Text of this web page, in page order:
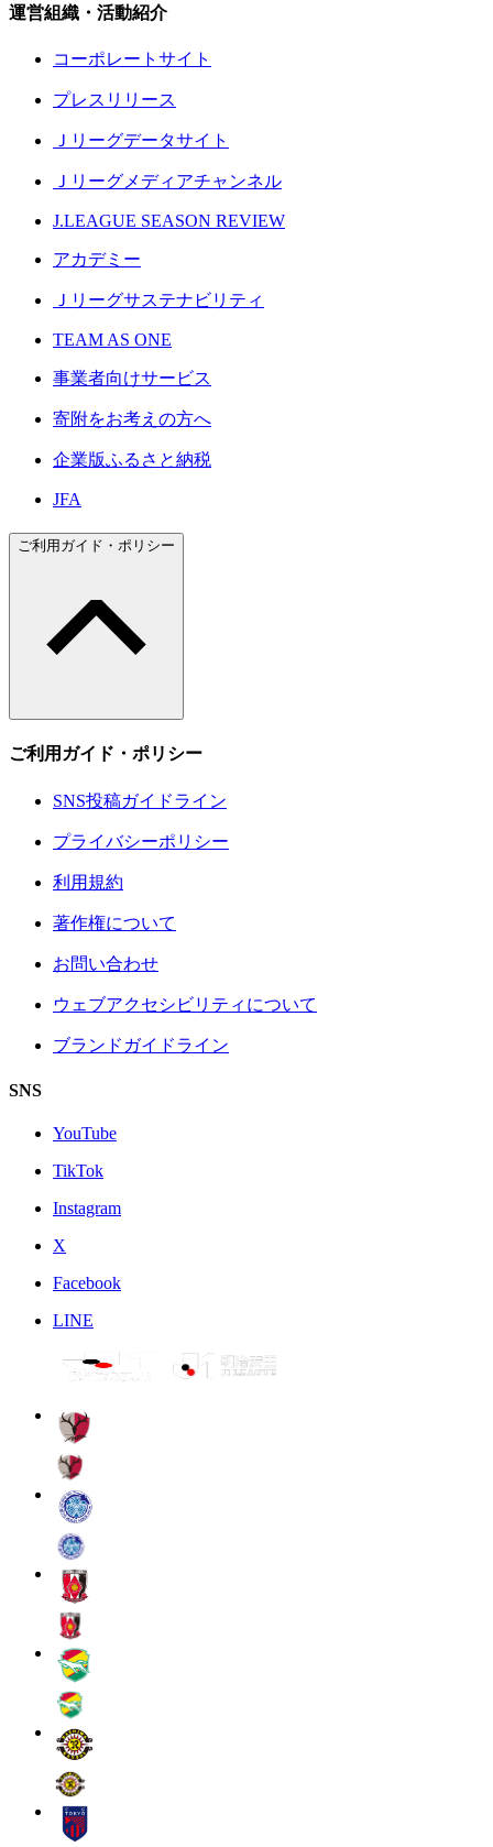
運営組織・活動紹介
コーポレートサイト
プレスリリース
Ｊリーグデータサイト
Ｊリーグメディアチャンネル
J.LEAGUE SEASON REVIEW
アカデミー
Ｊリーグサステナビリティ
TEAM AS ONE
事業者向けサービス
寄附をお考えの方へ
企業版ふるさと納税
JFA
ご利用ガイド・ポリシー
ご利用ガイド・ポリシー
SNS投稿ガイドライン
プライバシーポリシー
利用規約
著作権について
お問い合わせ
ウェブアクセシビリティについて
ブランドガイドライン
SNS
YouTube
TikTok
Instagram
X
Facebook
LINE